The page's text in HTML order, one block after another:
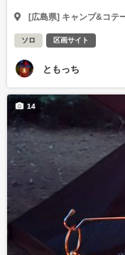
[広島県] キャンプ&コテ
ソロ 区画サイト
ともっち
14